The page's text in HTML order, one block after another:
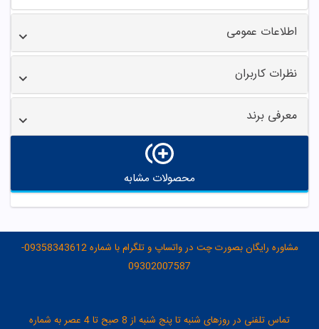
اطلاعات عمومی
نظرات کاربران
معرفی برند
محصولات مشابه
مشاوره رایگان بصورت چت در واتساپ و تلگرام با شماره 09358343612-
09302007587
تماس تلفنی در روزهای شنبه تا پنج شنبه از 8 صبح تا 4 عصر به شماره